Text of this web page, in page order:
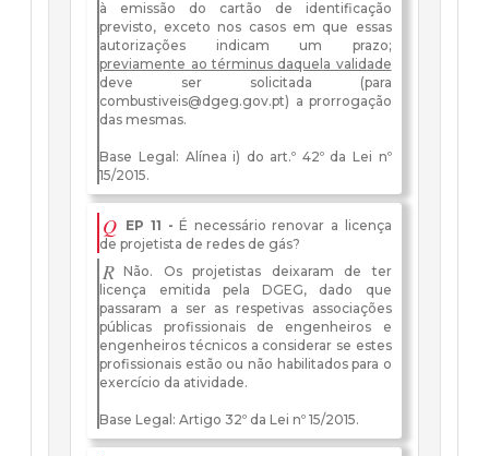
à emissão do cartão de identificação
previsto, exceto nos casos em que essas
autorizações indicam um prazo;
previamente ao términus daquela validade
deve ser solicitada (para
combustiveis@dgeg.gov.pt) a prorrogação
das mesmas.
Base Legal: Alínea i) do art.º 42º da Lei nº
15/2015.
Q EP 11 - É necessário renovar a licença
de projetista de redes de gás?
R Não. Os projetistas deixaram de ter
licença emitida pela DGEG, dado que
passaram a ser as respetivas associações
públicas profissionais de engenheiros e
engenheiros técnicos a considerar se estes
profissionais estão ou não habilitados para o
exercício da atividade.
Base Legal: Artigo 32º da Lei nº 15/2015.